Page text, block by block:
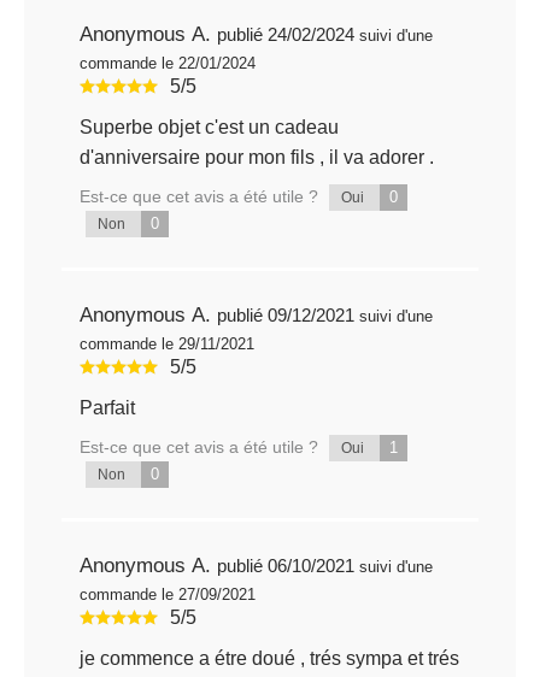
Anonymous A. publié 24/02/2024 suivi d'une
commande le 22/01/2024
5/5
Superbe objet c'est un cadeau
d'anniversaire pour mon fils , il va adorer .
Est-ce que cet avis a été utile ? Oui 0
Non 0
Anonymous A. publié 09/12/2021 suivi d'une
commande le 29/11/2021
5/5
Parfait
Est-ce que cet avis a été utile ? Oui 1
Non 0
Anonymous A. publié 06/10/2021 suivi d'une
commande le 27/09/2021
5/5
je commence a étre doué , trés sympa et trés